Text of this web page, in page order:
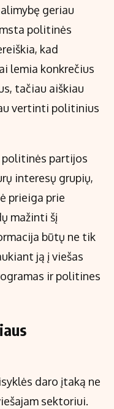
geriau
politinės
kad
lemia konkrečius
tačiau aiškiau
vertinti politinius
politinės partijos
interesų grupių,
prieiga prie
mažinti šį
būtų ne tik
ją į viešas
ir politines
daro įtaką ne
sektoriui.